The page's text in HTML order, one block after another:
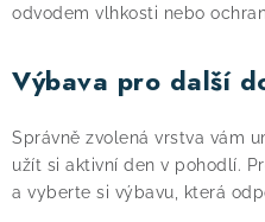
a
í
r
v
k
odvodem vlhkosti nebo
Výbava pro další
Správně zvolená vrstva vám
užít si aktivní den v pohodlí.
a vyberte si výbavu, která